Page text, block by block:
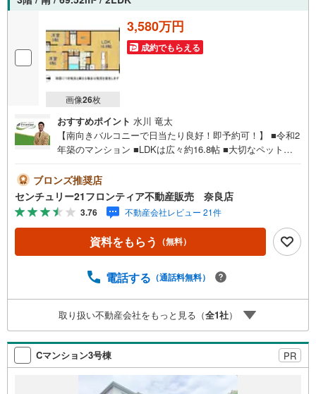
画像26枚
3,580万円
成約でもらえる
おすすめポイント 水川 竜太
【南向きバルコニーで日当たり良好！即予約可！】 ■令和2
年築のマンション ■LDKは広々約16.8帖 ■大切なペットと
ィ体制 特徴・全居室にクローゼットを備えた豊富な収納
力・お料理中もご家族との会話が弾むカウンターキッチ
ン・不在時の荷物受け取りに便利な宅配ボックスを完備・
小、中学校まで徒歩10分圏内でお子様の通学も安心です・
周辺にはスーパー・コンビニもあり、お買い物にも便利な
立地です 立地・畝傍南小学校まで徒歩約5分・畝傍中学校
ロ、ファイナンシャルプランナーが資金計画をサポート！
くさんの銀行と繋がりがあるため、最も低金利になるよう
に審査が可能！4.物件のお引渡し後に必要になったお家の
リフォームも弊社のリフォームプランナーがご提案！弊社
は専門家同士が連携をとっているため、より多くの知見が
ございますお気軽にお問合せください
ブロンズ推奨店
センチュリー21フロンティア不動産販売 奈良店
3.76 不動産会社レビュー 21件
資料をもらう （無料）
電話する （通話料無料）
取り扱い不動産会社をもっと見る（全1社）
Cマンション3号棟 PR